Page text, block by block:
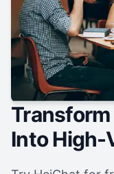
Into High-